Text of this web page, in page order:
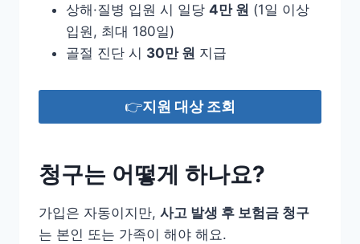
상해·질병 입원 시 일당 4만 원 (1일 이상
입원, 최대 180일)
골절 진단 시 30만 원 지급
👉지원 대상 조회
청구는 어떻게 하나요?
가입은 자동이지만, 사고 발생 후 보험금 청구
는 본인 또는 가족이 해야 해요.